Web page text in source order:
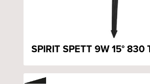
SPIRIT SPETT 9W 15°